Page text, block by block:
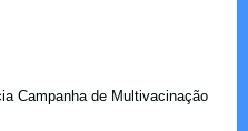
Campanha de Multivacinação